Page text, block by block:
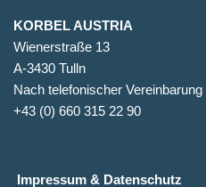
KORBEL AUSTRIA
Wienerstraße 13
A-3430 Tulln
Nach telefonischer Vereinbarung
+43 (0) 660 315 22 90
Impressum & Datenschutz